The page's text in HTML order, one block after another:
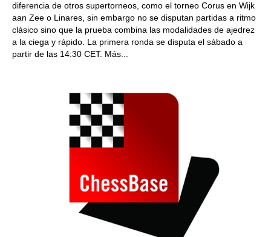
diferencia de otros supertorneos, como el torneo Corus en Wijk
aan Zee o Linares, sin embargo no se disputan partidas a ritmo
clásico sino que la prueba combina las modalidades de ajedrez
a la ciega y rápido. La primera ronda se disputa el sábado a
partir de las 14:30 CET. Más...